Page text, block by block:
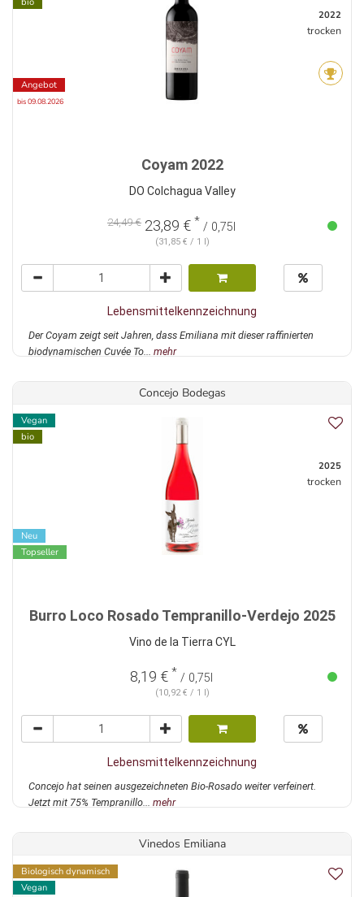
Angebot
bis 09.08.2026
2022
trocken
Coyam 2022
DO Colchagua Valley
24,49 € 23,89 € * / 0,75l
(31,85 € / 1 l)
Lebensmittelkennzeichnung
Der Coyam zeigt seit Jahren, dass Emiliana mit dieser raffinierten
biodynamischen Cuvée To... mehr
Concejo Bodegas
Vegan
bio
Neu
Topseller
2025
trocken
Burro Loco Rosado Tempranillo-Verdejo 2025
Vino de la Tierra CYL
8,19 € * / 0,75l
(10,92 € / 1 l)
Lebensmittelkennzeichnung
Concejo hat seinen ausgezeichneten Bio-Rosado weiter verfeinert.
Jetzt mit 75% Tempranillo... mehr
Vinedos Emiliana
Biologisch dynamisch
Vegan